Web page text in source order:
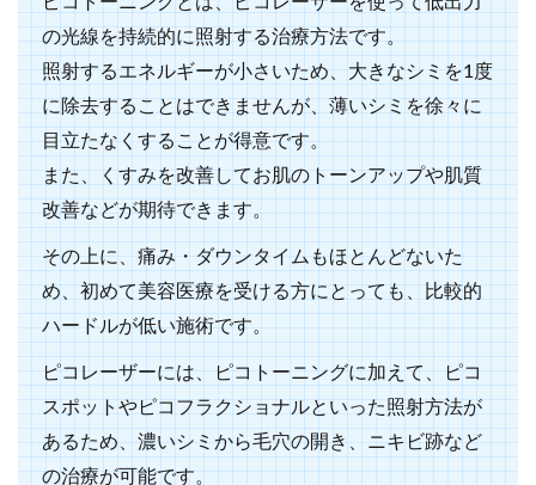
の光線を持続的に照射する治療方法です。
照射するエネルギーが小さいため、大きなシミを1度
に除去することはできませんが、薄いシミを徐々に
目立たなくすることが得意です。
また、くすみを改善してお肌のトーンアップや肌質
改善などが期待できます。
その上に、痛み・ダウンタイムもほとんどないた
め、初めて美容医療を受ける方にとっても、比較的
ハードルが低い施術です。
ピコレーザーには、ピコトーニングに加えて、ピコ
スポットやピコフラクショナルといった照射方法が
あるため、濃いシミから毛穴の開き、ニキビ跡など
の治療が可能です。